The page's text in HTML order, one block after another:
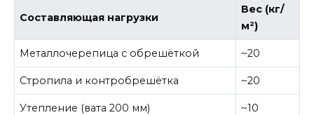
Составляющая нагрузки
Вес (кг/
м²)
Металлочерепица с обрешёткой ~20
Стропила и контробрешётка ~20
Утепление (вата 200 мм) ~10